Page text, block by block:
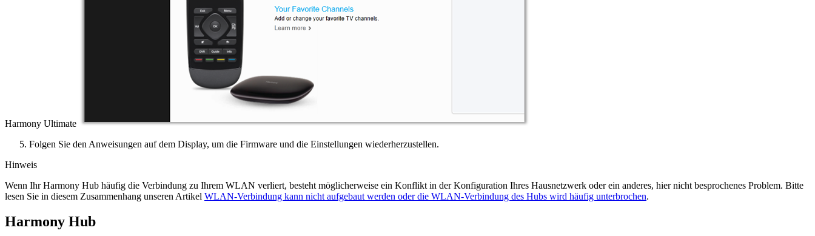
Harmony Ultimate
Folgen Sie den Anweisungen auf dem Display, um die Firmware und die Einstellungen wiederherzustellen.
Hinweis
Wenn Ihr Harmony Hub häufig die Verbindung zu Ihrem WLAN verliert, besteht möglicherweise ein Konflikt in der Konfiguration Ihres Hausnetzwerk oder ein anderes, hier nicht besprochenes Problem. Bitte
lesen Sie in diesem Zusammenhang unseren Artikel WLAN-Verbindung kann nicht aufgebaut werden oder die WLAN-Verbindung des Hubs wird häufig unterbrochen.
Harmony Hub